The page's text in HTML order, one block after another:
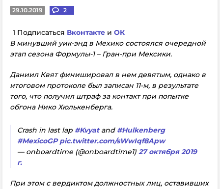
29.10.2019 2
1 Подписаться Вконтакте иОК
В минувший уик-энд в Мехико состоялся очередной
этап сезона Формулы-1 – Гран-при Мексики.
Даниил Квят финишировал в нем девятым, однако в
итоговом протоколе был записан 11-м, в результате
того, что получил штраф за контакт при попытке
обгона Нико Хюлькенберга.
Crash in last lap #Kvyatand #Hulkenberg
#MexicoGP pic.twitter.com/sWwIqf8Apw
— onboardtime (@onboardtime1) 27 октября 2019
г.
При этом с вердиктом должностных лиц, оставивших